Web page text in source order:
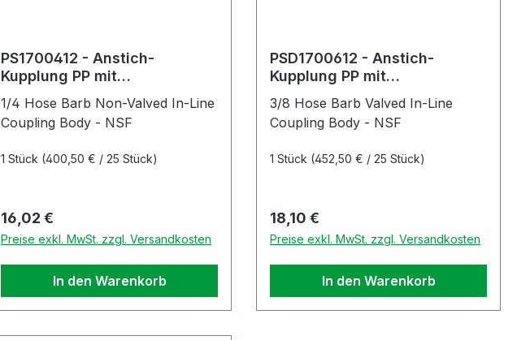
PS1700412 - Anstich-
Kupplung PP mit
Absperrung
1/4 Hose Barb Non-Valved In-Line
Coupling Body - NSF
1 Stück (400,50 € / 25 Stück)
Regulärer Preis:
16,02 €
Preise exkl. MwSt. zzgl. Versandkosten
In den Warenkorb
PSD1700612 - Anstich-
Kupplung PP mit
Absperrung
3/8 Hose Barb Valved In-Line
Coupling Body - NSF
1 Stück (452,50 € / 25 Stück)
Regulärer Preis:
18,10 €
Preise exkl. MwSt. zzgl. Versandkosten
In den Warenkorb